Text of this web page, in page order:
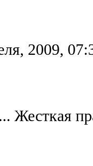
2009,
Жесткая